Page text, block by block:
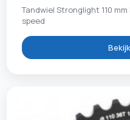
Tandwiel Stronglight 110
speed